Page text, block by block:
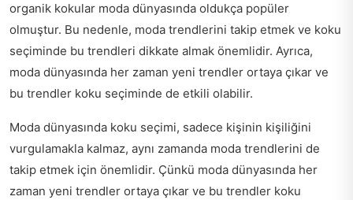
organik kokular moda dünyasında oldukça popüler
olmuştur. Bu nedenle, moda trendlerini takip etmek ve koku
seçiminde bu trendleri dikkate almak önemlidir. Ayrıca,
moda dünyasında her zaman yeni trendler ortaya çıkar ve
bu trendler koku seçiminde de etkili olabilir.
Moda dünyasında koku seçimi, sadece kişinin kişiliğini
vurgulamakla kalmaz, aynı zamanda moda trendlerini de
takip etmek için önemlidir. Çünkü moda dünyasında her
zaman yeni trendler ortaya çıkar ve bu trendler koku